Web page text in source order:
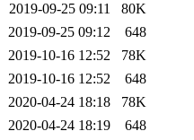
2019-09-25 09:11
80K
2019-09-25 09:12
648
2019-10-16 12:52
78K
2019-10-16 12:52
648
2020-04-24 18:18
78K
2020-04-24 18:19
648